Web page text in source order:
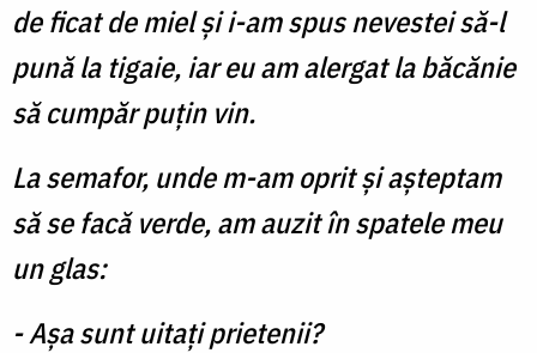
de ficat de miel şi i-am spus nevestei să-l
pună la tigaie, iar eu am alergat la băcănie
să cumpăr puţin vin.
La semafor, unde m-am oprit şi aşteptam
să se facă verde, am auzit în spatele meu
un glas:
- Aşa sunt uitaţi prietenii?